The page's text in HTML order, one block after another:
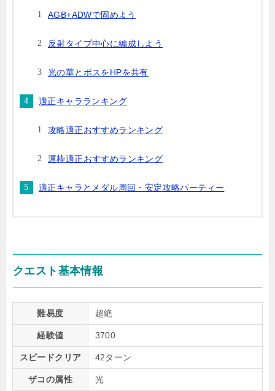
AGB+ADWで固めよう
反射タイプ中心に編成しよう
光の華とボスをHPを共有
適正キャラランキング
攻略適正おすすめランキング
運枠適正おすすめランキング
適正キャラとメダル周回・安定攻略パーティー
クエスト基本情報
難易度 超絶
経験値 3700
スピードクリア 42ターン
ザコの属性 光